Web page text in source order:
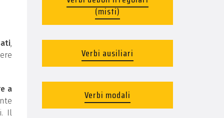
,
a
Il
(misti)
Verbi ausiliari
Verbi modali